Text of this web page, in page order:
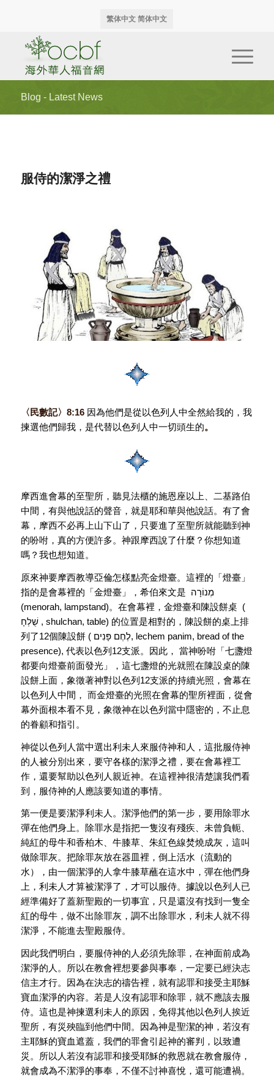
繁体中文 简体中文
Blog - Latest News
服侍的潔淨之禮
〈民數記〉 8:16 因為他們是從以色列人中全然給我的，我
揀選他們歸我，是代替以色列人中一切頭生的。
摩西進會幕的至聖所，聽見法櫃的施恩座以上、二基路伯
中間，有與他說話的聲音，就是耶和華與他說話。有了會
幕，摩西不必再上山下山了，只要進了至聖所就能聽到神
的吩咐，真的方便許多。神跟摩西說了什麼？你想知道
嗎？我也想知道。
原來神要摩西教導亞倫怎樣點亮金燈臺。這裡的「燈臺」
指的是會幕裡的「金燈臺」，希伯來文是 מְנוֹרָה
(menorah, lampstand)。在會幕裡，金燈臺和陳設餅桌 (
שֻׁלְחָ , shulchan, table) 的位置是相對的，陳設餅的桌上排
列了12個陳設餅 ( לֶחֶם פָּנִים, lechem panim, bread of the
presence), 代表以色列12支派。因此， 當神吩咐「七盞燈
都要向燈臺前面發光」，這七盞燈的光就照在陳設桌的陳
設餅上面，象徵著神對以色列12支派的持續光照，會幕在
以色列人中間， 而金燈臺的光照在會幕的聖所裡面，從會
幕外面根本看不見，象徵神在以色列當中隱密的，不止息
的眷顧和指引。
神從以色列人當中選出利未人來服侍神和人，這批服侍神
的人被分別出來，要守各樣的潔淨之禮，要在會幕裡工
作，還要幫助以色列人親近神。在這裡神很清楚讓我們看
到，服侍神的人應該要知道的事情。
第一便是要潔淨利未人。潔淨他們的第一步，要用除罪水
彈在他們身上。除罪水是指把一隻沒有殘疾、未曾負軛、
純紅的母牛和香柏木、牛膝草、朱紅色線焚燒成灰，這叫
做除罪灰。把除罪灰放在器皿裡，倒上活水（流動的
水），由一個潔淨的人拿牛膝草蘸在這水中，彈在他們身
上，利未人才算被潔淨了，才可以服侍。據說以色列人已
經準備好了蓋新聖殿的一切事宜，只是還沒有找到一隻全
紅的母牛，做不出除罪灰，調不出除罪水，利未人就不得
潔淨，不能進去聖殿服侍。
因此我們明白，要服侍神的人必須先除罪，在神面前成為
潔淨的人。所以在教會裡想要參與事奉，一定要已經決志
信主才行。因為在決志的禱告裡，就有認罪和接受主耶穌
寶血潔淨的內容。若是人沒有認罪和除罪，就不應該去服
侍。這也是神揀選利未人的原因，免得其他以色列人挨近
聖所，有災殃臨到他們中間。因為神是聖潔的神，若沒有
主耶穌的寶血遮蓋，我們的罪會引起神的審判，以致遭
災。所以人若沒有認罪和接受耶穌的救恩就在教會服侍，
就會成為不潔淨的事奉，不僅不討神喜悅，還可能遭禍。